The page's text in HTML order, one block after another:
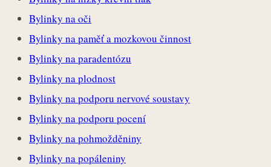
Bylinky na oči
Bylinky na paměť a mozkovou činnost
Bylinky na paradentózu
Bylinky na plodnost
Bylinky na podporu nervové soustavy
Bylinky na podporu pocení
Bylinky na pohmožděniny
Bylinky na popáleniny